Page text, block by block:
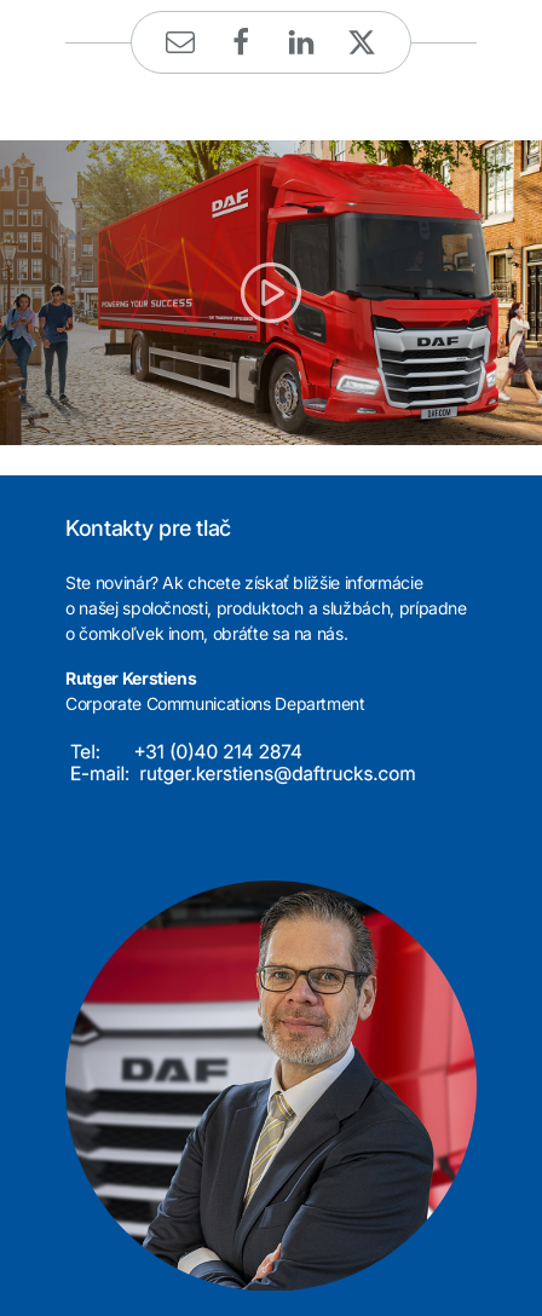
Kontakty pre tlač
Ste novinár? Ak chcete získať bližšie informácie
o našej spoločnosti, produktoch a službách, prípadne
o čomkoľvek inom, obráťte sa na nás.
Rutger Kerstiens
Corporate Communications Department